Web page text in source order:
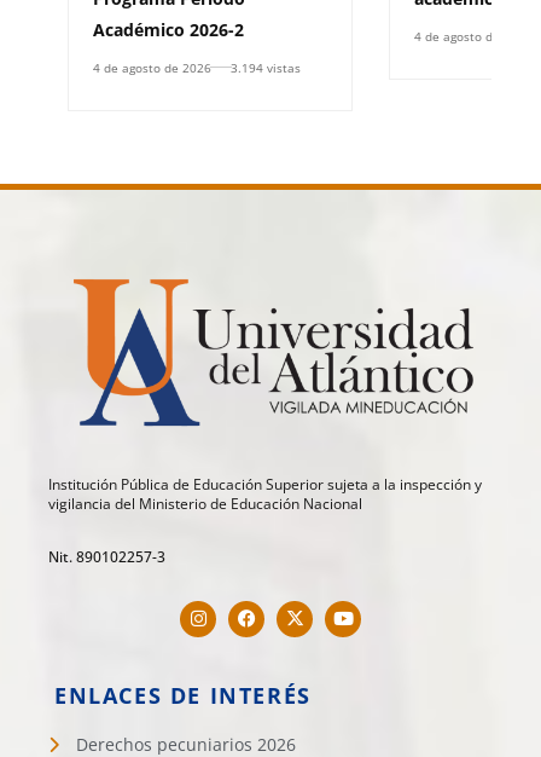
Académico 2026-2
4 de agosto de 2026 3.194 vistas
4 de agosto de 2026
Institución Pública de Educación Superior sujeta a la inspección y
vigilancia del Ministerio de Educación Nacional
Nit. 890102257-3
ENLACES DE INTERÉS
Derechos pecuniarios 2026